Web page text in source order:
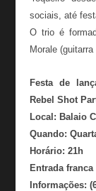
sociais, até
O trio é
Morale
Festa de
Rebel Shot
Local: Balaio
Quando:
Horário: 21h
Entrada franca
Informações: